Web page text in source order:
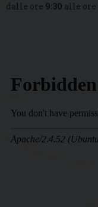
dalle ore 9:30 alle ore